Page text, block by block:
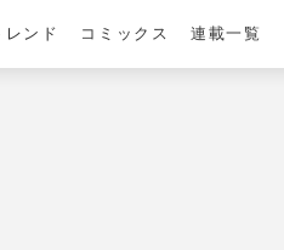
レンド コミックス 連載一覧